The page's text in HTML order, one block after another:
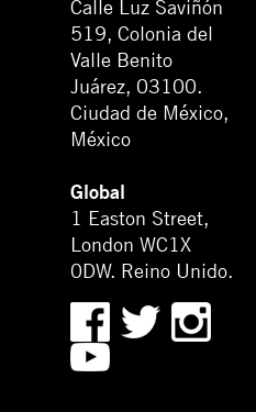
Calle Luz Saviñón
519, Colonia del
Valle Benito
Juárez, 03100.
Ciudad de México,
México
Global
1 Easton Street,
London WC1X
0DW. Reino Unido.